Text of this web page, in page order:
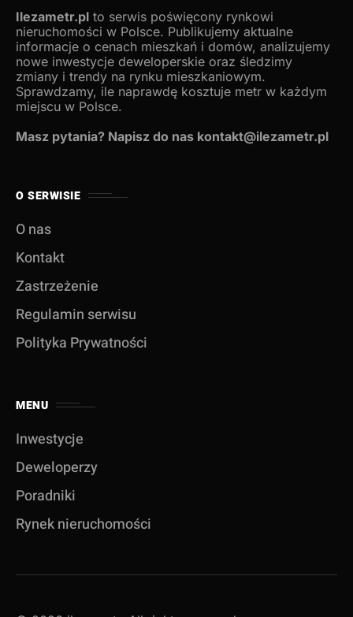
Ilezametr.pl to serwis poświęcony rynkowi
nieruchomości w Polsce. Publikujemy aktualne
informacje o cenach mieszkań i domów, analizujemy
nowe inwestycje deweloperskie oraz śledzimy
zmiany i trendy na rynku mieszkaniowym.
Sprawdzamy, ile naprawdę kosztuje metr w każdym
miejscu w Polsce.
Masz pytania? Napisz do nas kontakt@ilezametr.pl
O SERWISIE
O nas
Kontakt
Zastrzeżenie
Regulamin serwisu
Polityka Prywatności
MENU
Inwestycje
Deweloperzy
Poradniki
Rynek nieruchomości